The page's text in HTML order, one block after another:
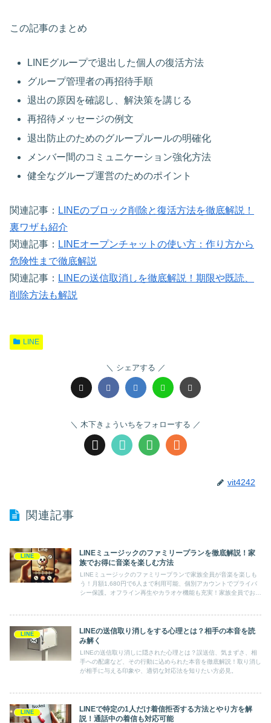
この記事のまとめ
LINEグループで退出した個人の復活方法
グループ管理者の再招待手順
退出の原因を確認し、解決策を講じる
再招待メッセージの例文
退出防止のためのグループルールの明確化
メンバー間のコミュニケーション強化方法
健全なグループ運営のためのポイント
関連記事： LINEのブロック削除と復活方法を徹底解説！
裏ワザも紹介
関連記事： LINEオープンチャットの使い方：作り方から
危険性まで徹底解説
関連記事： LINEの送信取消しを徹底解説！期限や既読、
削除方法も解説
LINE
シェアする
木下きょういちをフォローする
vit4242
関連記事
LINE
LINEミュージックのファミリープランを徹底解説！家
族でお得に音楽を楽しむ方法
LINEミュージックのファミリープランで家族全員が音楽を楽しも
う！月額1,680円で6人まで利用可能、個別アカウントでプライバ
シー保護。オフライン再生やカラオケ機能も充実！家族全員でお得
LINE
LINEの送信取り消しをする心理とは？相手の本音を読
み解く
LINEの送信取り消しに隠された心理とは？誤送信、気まずさ、相
手への配慮など、その行動に込められた本音を徹底解説！取り消し
が相手に与える印象や、適切な対応法を知りたい方必見。
LINE
LINEで特定の1人だけ着信拒否する方法とやり方を解
説！通話中の着信も対応可能